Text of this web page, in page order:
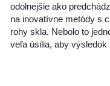
odolnejšie ako
na inovatívne metódy s
rohy skla. Nebolo to
veľa úsilia, aby